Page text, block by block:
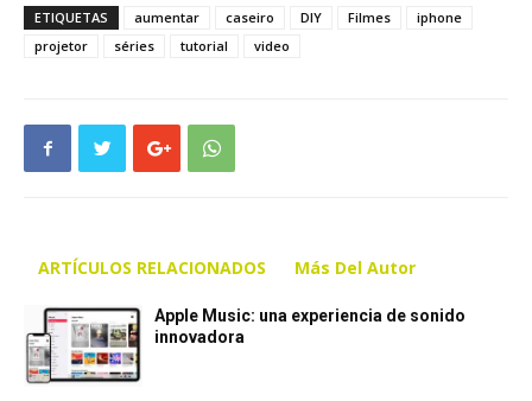
ETIQUETAS aumentar caseiro DIY Filmes
iphone
projetor
séries tutorial video
ARTÍCULOS RELACIONADOS Más Del Autor
Apple Music: una experiencia de sonido
innovadora